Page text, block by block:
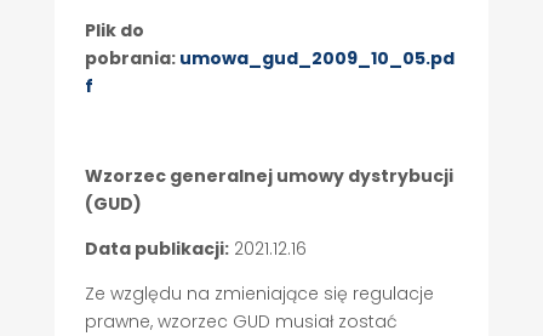
Plik do
pobrania: umowa_gud_2009_10_05.pd
f
Wzorzec generalnej umowy dystrybucji
(GUD)
Data publikacji:2021.12.16
Ze względu na zmieniające się regulacje
prawne, wzorzec GUD musiał zostać